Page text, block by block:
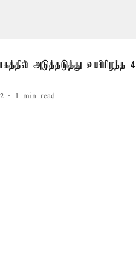
அடுத்தடுத்து உயிரிழந்த 4
1 min read